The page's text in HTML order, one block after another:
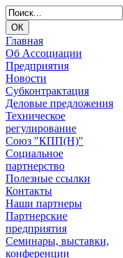
Главная
Об Ассоциации
Предприятия
Новости
Субконтрактация
Деловые предложения
Техническое
регулирование
Союз "КПП(Н)"
Социальное
партнерство
Полезные ссылки
Контакты
Наши партнеры
Партнерские
предприятия
Семинары, выставки,
конференции